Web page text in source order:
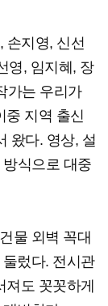
손지영, 신선
영, 임지혜, 장
가는 우리가
중 지역 출신
왔다. 영상, 설
식으로 대중
물 외벽 꼭대
렀다. 전시관
도 꼿꼿하게